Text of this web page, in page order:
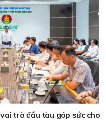
trò đầu tàu góp sức cho